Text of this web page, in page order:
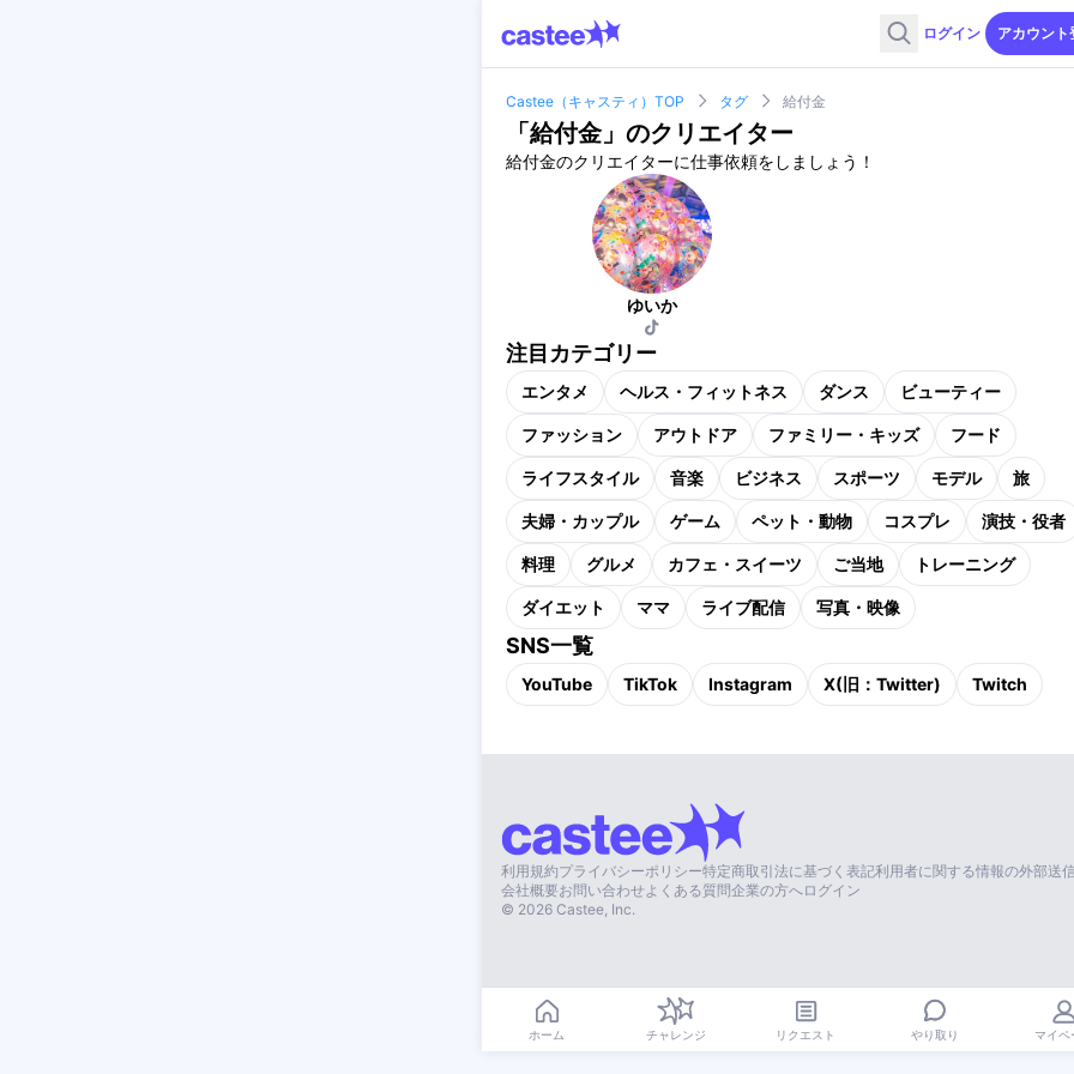
ログイン アカウント
Castee（キャスティ）TOP タグ 給付金
「給付金」のクリエイター
給付金のクリエイターに仕事依頼をしましょう！
ゆいか
注目カテゴリー
エンタメ ヘルス・フィットネス ダンス ビューティー
ファッション アウトドア ファミリー・キッズ フード
ライフスタイル 音楽 ビジネス スポーツ モデル 旅
夫婦・カップル ゲーム ペット・動物 コスプレ 演技・役者
料理 グルメ カフェ・スイーツ ご当地 トレーニング
ダイエット ママ ライブ配信 写真・映像
SNS一覧
YouTube TikTok Instagram X(旧：Twitter) Twitch
利用規約プライバシーポリシー特定商取引法に基づく表記利用者に関する情報の外部送
会社概要お問い合わせ よくある質問企業の方へログイン
© 2026 Castee, Inc.
ホーム チャレンジ リクエスト やり取り マイペ